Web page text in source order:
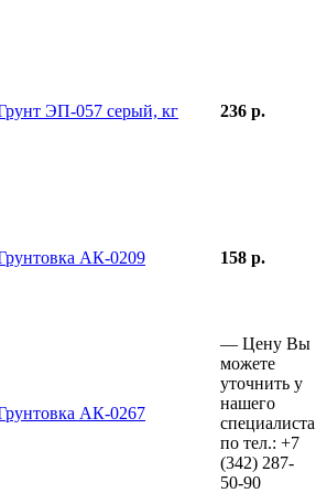
ЭП-057 серый, кг 236 р.
АК-0209 158 р.
АК-0267
— Цену Вы
можете
уточнить у
нашего
специалиста
по тел.: +7
(342) 287-
50-90